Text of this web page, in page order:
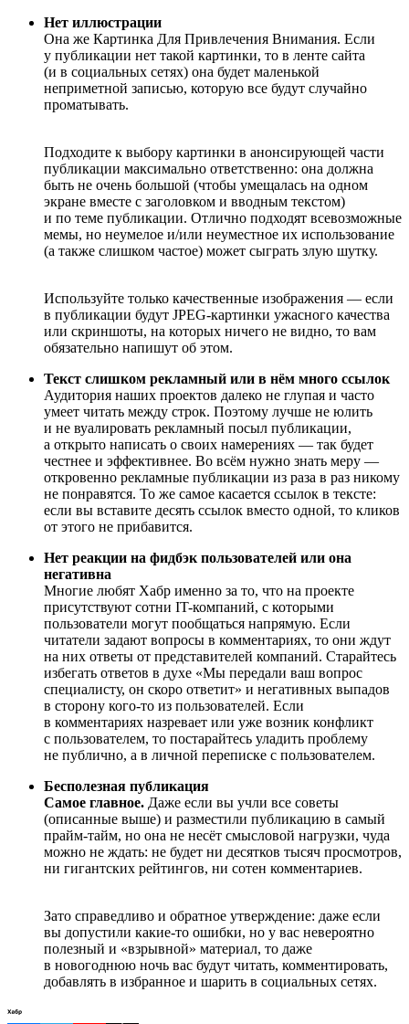
Нет иллюстрации
Она же Картинка Для Привлечения Внимания. Если
у публикации нет такой картинки, то в ленте сайта
(и в социальных сетях) она будет маленькой
неприметной записью, которую все будут случайно
проматывать.
Подходите к выбору картинки в анонсирующей части
публикации максимально ответственно: она должна
быть не очень большой (чтобы умещалась на одном
экране вместе с заголовком и вводным текстом)
и по теме публикации. Отлично подходят всевозможные
мемы, но неумелое и/или неуместное их использование
(а также слишком частое) может сыграть злую шутку.
Используйте только качественные изображения — если
в публикации будут JPEG-картинки ужасного качества
или скриншоты, на которых ничего не видно, то вам
обязательно напишут об этом.
Текст слишком рекламный или в нём много ссылок
Аудитория наших проектов далеко не глупая и часто
умеет читать между строк. Поэтому лучше не юлить
и не вуалировать рекламный посыл публикации,
а открыто написать о своих намерениях — так будет
честнее и эффективнее. Во всём нужно знать меру —
откровенно рекламные публикации из раза в раз никому
не понравятся. То же самое касается ссылок в тексте:
если вы вставите десять ссылок вместо одной, то кликов
от этого не прибавится.
Нет реакции на фидбэк пользователей или она
негативна
Многие любят Хабр именно за то, что на проекте
присутствуют сотни IT-компаний, с которыми
пользователи могут пообщаться напрямую. Если
читатели задают вопросы в комментариях, то они ждут
на них ответы от представителей компаний. Старайтесь
избегать ответов в духе «Мы передали ваш вопрос
специалисту, он скоро ответит» и негативных выпадов
в сторону кого-то из пользователей. Если
в комментариях назревает или уже возник конфликт
с пользователем, то постарайтесь уладить проблему
не публично, а в личной переписке с пользователем.
Бесполезная публикация
Самое главное. Даже если вы учли все советы
(описанные выше) и разместили публикацию в самый
прайм-тайм, но она не несёт смысловой нагрузки, чуда
можно не ждать: не будет ни десятков тысяч просмотров,
ни гигантских рейтингов, ни сотен комментариев.
Зато справедливо и обратное утверждение: даже если
вы допустили какие-то ошибки, но у вас невероятно
полезный и «взрывной» материал, то даже
в новогоднюю ночь вас будут читать, комментировать,
добавлять в избранное и шарить в социальных сетях.